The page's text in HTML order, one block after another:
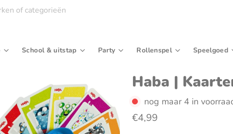
Boekjes & activiteitenspeelgoed
Knuffel- & fopspeendoekjes
Kralen, rijgen & sieraden maken
schrijven Tekenborden & krijtborden
In de badkamer
Kleding
Naar het zwembad
School & uitstap
Broodtrommels &
Paraplu's & regenkleding
Rugzakken & boekentassen
Party
Feestversiering
Wegwerpservies
Rollenspel
Speelfiguren &
Speelgoed
Haba |
nog maar 4 in
€4,99